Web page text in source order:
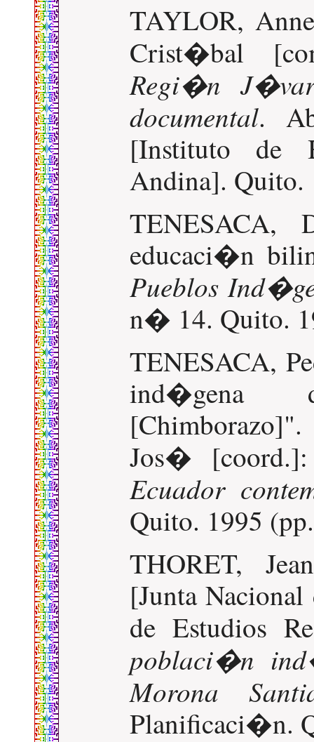
TAYLOR,
Crist�bal
Regi�n
documental.
[Instituto de
Andina]. Quito.
TENESACA,
educaci�n
Pueblos
n� 14. Quito.
TENESACA,
Jos�
Ecuador
Quito. 1995
THORET,
[Junta
de Estudios
poblaci�n
Morona
Planificaci�n.